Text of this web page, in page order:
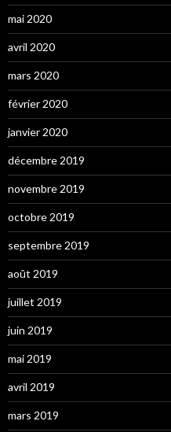
mai 2020
avril 2020
mars 2020
février 2020
janvier 2020
décembre 2019
novembre 2019
octobre 2019
septembre 2019
août 2019
juillet 2019
juin 2019
mai 2019
avril 2019
mars 2019